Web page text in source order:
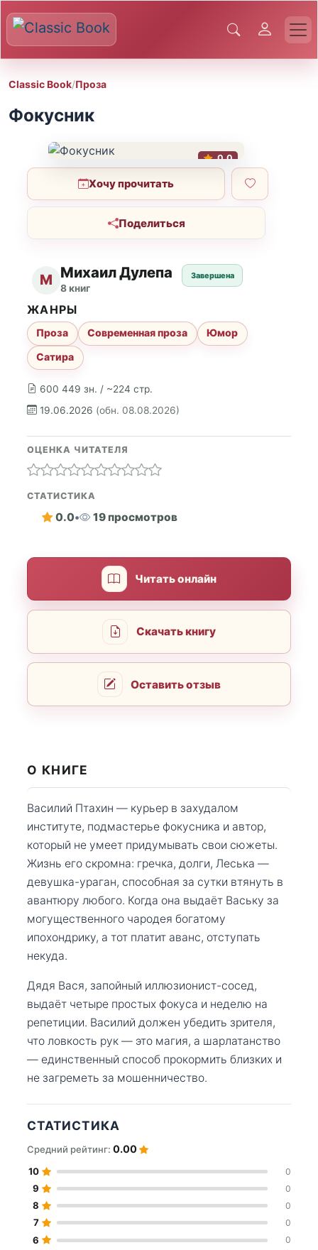
Classic Book/Проза
Фокусник
0.0
Хочу прочитать
Поделиться
М Михаил Дулепа
8 книг
Завершена
600 449 зн. / ~224 стр.
19.06.2026 (обн. 08.08.2026)
ЖАНРЫ
Проза Современная проза
Юмор
Сатира
ОЦЕНКА ЧИТАТЕЛЯ
СТАТИСТИКА
0.0• 19 просмотров
Читать онлайн
Скачать книгу
Оставить отзыв
О КНИГЕ
Василий Птахин — курьер в захудалом
институте, подмастерье фокусника и автор,
который не умеет придумывать свои сюжеты.
Жизнь его скромна: гречка, долги, Леська —
девушка-ураган, способная за сутки втянуть в
авантюру любого. Когда она выдаёт Ваську за
могущественного чародея богатому
ипохондрику, а тот платит аванс, отступать
некуда.
Дядя Вася, запойный иллюзионист-сосед,
выдаёт четыре простых фокуса и неделю на
репетиции. Василий должен убедить зрителя,
что ловкость рук — это магия, а шарлатанство
— единственный способ прокормить близких и
не загреметь за мошенничество.
СТАТИСТИКА
Средний рейтинг: 0.00
10 0
9 0
8 0
7 0
6 0